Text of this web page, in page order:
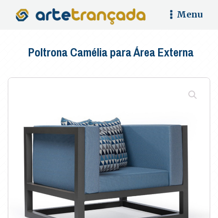
Menu
Poltrona Camélia para Área Externa